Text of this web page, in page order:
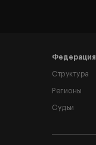
Федерация
Структура
Регионы
Судьи